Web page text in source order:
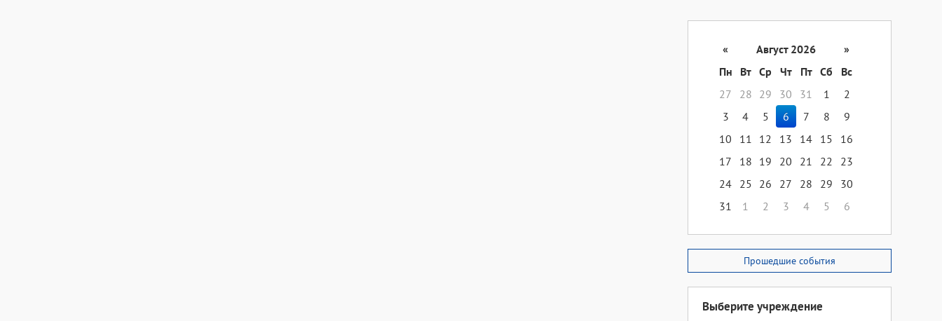
« Август 2026
»
Пн
Вт Ср Чт Пт Сб
Вс
27
28 29 30 31 1
2
3
4 5 6 7 8
9
10
11 12 13 14 15
16
17
18 19 20 21 22
23
24 25 26 27 28 29
30
31
1 2 3 4 5 6
Прошедшие события
Выберите учреждение